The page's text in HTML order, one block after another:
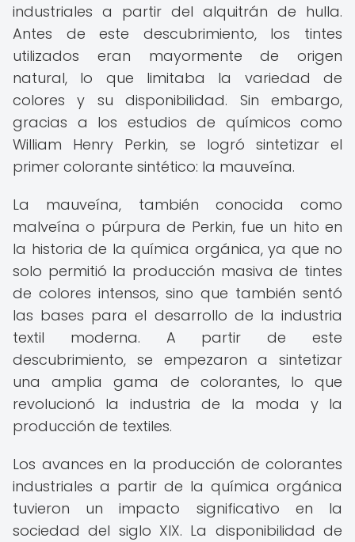
industriales a partir del alquitrán de hulla.
Antes de este descubrimiento, los tintes
utilizados eran mayormente de origen
natural, lo que limitaba la variedad de
colores y su disponibilidad. Sin embargo,
gracias a los estudios de químicos como
William Henry Perkin, se logró sintetizar el
primer colorante sintético: la mauveína.
La mauveína, también conocida como
malveína o púrpura de Perkin, fue un hito en
la historia de la química orgánica, ya que no
solo permitió la producción masiva de tintes
de colores intensos, sino que también sentó
las bases para el desarrollo de la industria
textil moderna. A partir de este
descubrimiento, se empezaron a sintetizar
una amplia gama de colorantes, lo que
revolucionó la industria de la moda y la
producción de textiles.
Los avances en la producción de colorantes
industriales a partir de la química orgánica
tuvieron un impacto significativo en la
sociedad del siglo XIX. La disponibilidad de